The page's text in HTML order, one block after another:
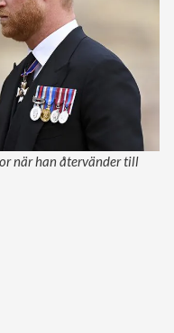
när han återvänder till